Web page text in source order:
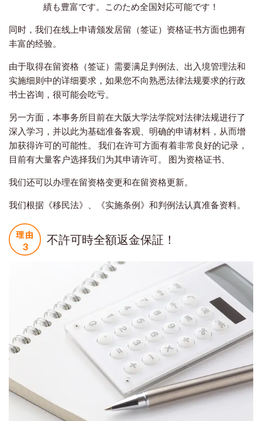
績も豊富です。このため全国対応可能です！
同时，我们在线上申请颁发居留（签证）资格证书方面也拥有
丰富的经验。
由于取得在留资格（签证）需要满足判例法、出入境管理法和
实施细则中的详细要求，如果您不向熟悉法律法规要求的行政
书士咨询，很可能会吃亏。
另一方面，本事务所目前在大阪大学法学院对法律法规进行了
深入学习，并以此为基础准备客观、明确的申请材料，从而增
加获得许可的可能性。 我们在许可方面有着非常良好的记录，
目前有大量客户选择我们为其申请许可。 图为资格证书、
我们还可以办理在留资格变更和在留资格更新。
我们根据《移民法》、《实施条例》和判例法认真准备资料。
不許可時全額返金保証！